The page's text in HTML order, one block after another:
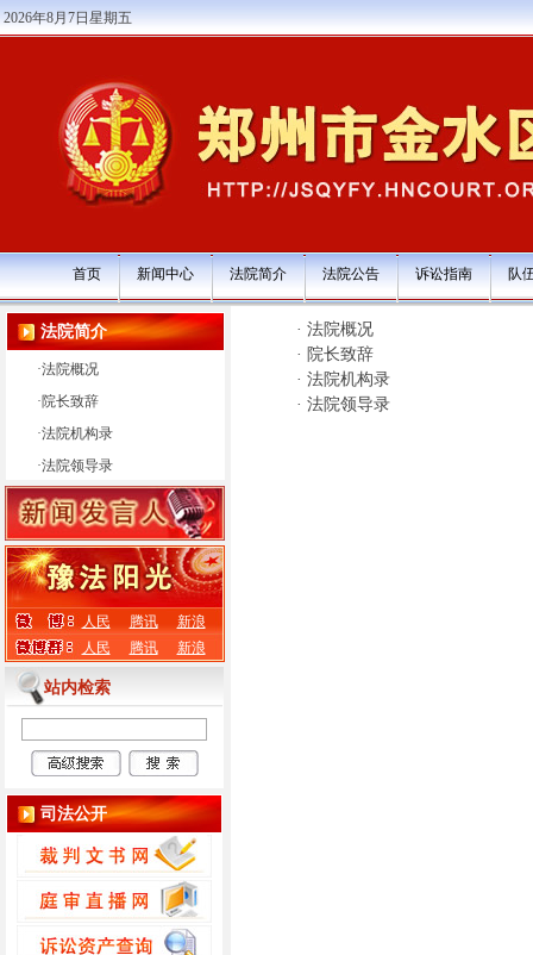
2026年8月7日星期五
首页 新闻中心 法院简介 法院公告 诉讼指南 队
法院简介
·法院概况
·院长致辞
·法院机构录
·法院领导录
人民 腾讯
新浪
人民
腾讯 新浪
站内检索
司法公开
· 法院概况
· 院长致辞
· 法院机构录
· 法院领导录